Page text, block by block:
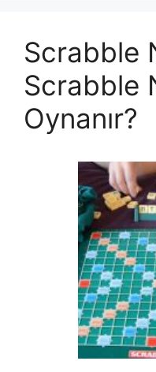
Scrabble
Scrabble
Oynanır?